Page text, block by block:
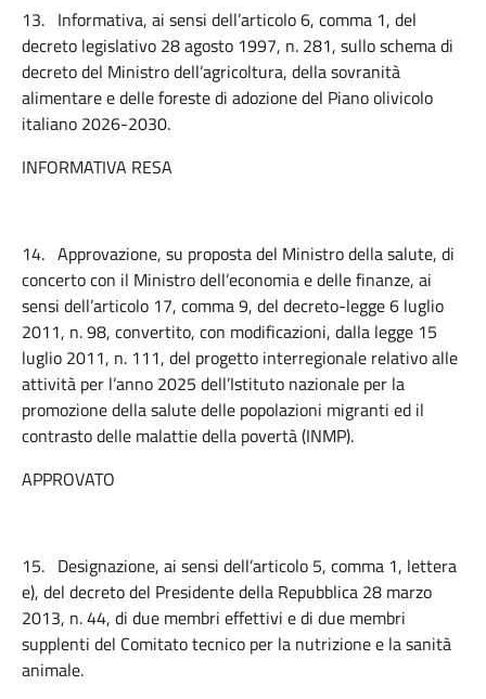
13. Informativa, ai sensi dell’articolo 6, comma 1, del
decreto legislativo 28 agosto 1997, n. 281, sullo schema di
decreto del Ministro dell’agricoltura, della sovranità
alimentare e delle foreste di adozione del Piano olivicolo
italiano 2026-2030.
INFORMATIVA RESA
14. Approvazione, su proposta del Ministro della salute, di
concerto con il Ministro dell’economia e delle finanze, ai
sensi dell’articolo 17, comma 9, del decreto-legge 6 luglio
2011, n. 98, convertito, con modificazioni, dalla legge 15
luglio 2011, n. 111, del progetto interregionale relativo alle
attività per l’anno 2025 dell’Istituto nazionale per la
promozione della salute delle popolazioni migranti ed il
contrasto delle malattie della povertà (INMP).
APPROVATO
15. Designazione, ai sensi dell’articolo 5, comma 1, lettera
e), del decreto del Presidente della Repubblica 28 marzo
2013, n. 44, di due membri effettivi e di due membri
supplenti del Comitato tecnico per la nutrizione e la sanità
animale.